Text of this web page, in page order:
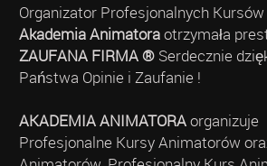
Organizator Profesjonalnych
Akademia Animatoraotrzymała
ZAUFANA FIRMA ®Serdecznie
Państwa Opinie i Zaufanie !
AKADEMIA ANIMATORAorganizuje
Profesjonalne Kursy Animatorów